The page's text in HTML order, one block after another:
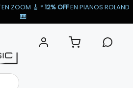
EN ZOOM 🎸​ *12% OFFEN PIANOS ROLAND
🎹​